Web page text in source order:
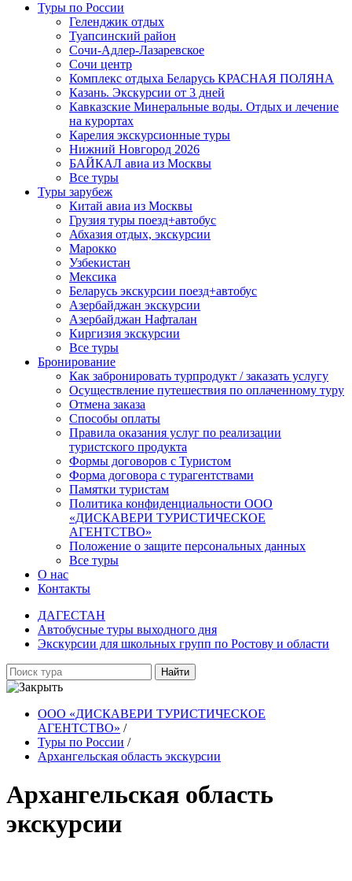
Туры по России
Геленджик отдых
Туапсинский район
Сочи-Адлер-Лазаревское
Сочи центр
Комплекс отдыха Беларусь КРАСНАЯ ПОЛЯНА
Казань. Экскурсии от 3 дней
Кавказские Минеральные воды. Отдых и лечение
на курортах
Карелия экскурсионные туры
Нижний Новгород 2026
БАЙКАЛ авиа из Москвы
Все туры
Туры зарубеж
Китай авиа из Москвы
Грузия туры поезд+автобус
Абхазия отдых, экскурсии
Марокко
Узбекистан
Мексика
Беларусь экскурсии поезд+автобус
Азербайджан экскурсии
Азербайджан Нафталан
Киргизия экскурсии
Все туры
Бронирование
Как забронировать турпродукт / заказать услугу
Осуществление путешествия по оплаченному туру
Отмена заказа
Способы оплаты
Правила оказания услуг по реализации
туристского продукта
Формы договоров с Туристом
Форма договора с турагентствами
Памятки туристам
Политика конфиденциальности ООО
«ДИСКАВЕРИ ТУРИСТИЧЕСКОЕ
АГЕНТСТВО»
Положение о защите персональных данных
Все туры
О нас
Контакты
ДАГЕСТАН
Автобусные туры выходного дня
Экскурсии для школьных групп по Ростову и области
Найти
ООО «ДИСКАВЕРИ ТУРИСТИЧЕСКОЕ
АГЕНТСТВО» /
Туры по России /
Архангельская область экскурсии
Архангельская область
экскурсии